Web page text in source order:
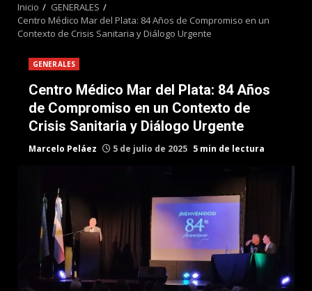
Inicio
GENERALES
Centro Médico Mar del Plata: 84 Años de Compromiso en un
Contexto de Crisis Sanitaria y Diálogo Urgente
GENERALES
Centro Médico Mar del Plata: 84 Años
de Compromiso en un Contexto de
Crisis Sanitaria y Diálogo Urgente
Marcelo Peláez 5 de julio de 2025 5 min de lectura